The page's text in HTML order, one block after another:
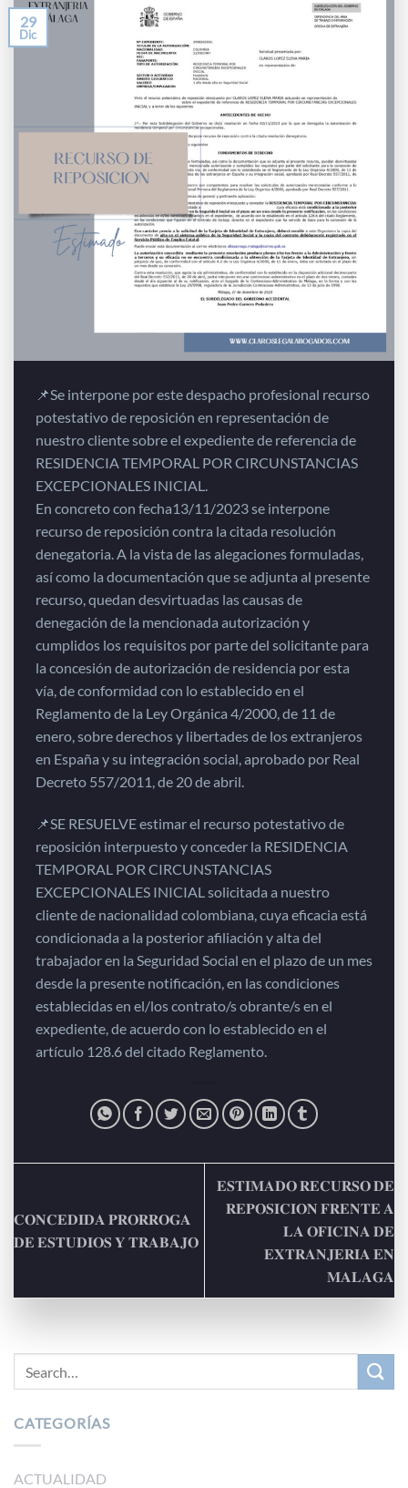
29
Dic
📌Se interpone por este despacho profesional recurso
potestativo de reposición en representación de
nuestro cliente sobre el expediente de referencia de
RESIDENCIA TEMPORAL POR CIRCUNSTANCIAS
EXCEPCIONALES INICIAL.
En concreto con fecha13/11/2023 se interpone
recurso de reposición contra la citada resolución
denegatoria. A la vista de las alegaciones formuladas,
así como la documentación que se adjunta al presente
recurso, quedan desvirtuadas las causas de
denegación de la mencionada autorización y
cumplidos los requisitos por parte del solicitante para
la concesión de autorización de residencia por esta
vía, de conformidad con lo establecido en el
Reglamento de la Ley Orgánica 4/2000, de 11 de
enero, sobre derechos y libertades de los extranjeros
en España y su integración social, aprobado por Real
Decreto 557/2011, de 20 de abril.
📌SE RESUELVE estimar el recurso potestativo de
reposición interpuesto y conceder la RESIDENCIA
TEMPORAL POR CIRCUNSTANCIAS
EXCEPCIONALES INICIAL solicitada a nuestro
cliente de nacionalidad colombiana, cuya eficacia está
condicionada a la posterior afiliación y alta del
trabajador en la Seguridad Social en el plazo de un mes
desde la presente notificación, en las condiciones
establecidas en el/los contrato/s obrante/s en el
expediente, de acuerdo con lo establecido en el
artículo 128.6 del citado Reglamento.
𝐂𝐎𝐍𝐂𝐄𝐃𝐈𝐃𝐀 𝐏𝐑𝐎𝐑𝐑𝐎𝐆𝐀
𝐃𝐄 𝐄𝐒𝐓𝐔𝐃𝐈𝐎𝐒 𝐘 𝐓𝐑𝐀𝐁𝐀𝐉𝐎
𝐄𝐒𝐓𝐈𝐌𝐀𝐃𝐎 𝐑𝐄𝐂𝐔𝐑𝐒𝐎 𝐃𝐄
𝐑𝐄𝐏𝐎𝐒𝐈𝐂𝐈𝐎𝐍 𝐅𝐑𝐄𝐍𝐓𝐄 𝐀
𝐋𝐀 𝐎𝐅𝐈𝐂𝐈𝐍𝐀 𝐃𝐄
𝐄𝐗𝐓𝐑𝐀𝐍𝐉𝐄𝐑𝐈𝐀 𝐄𝐍
𝐌𝐀𝐋𝐀𝐆𝐀
CATEGORÍAS
ACTUALIDAD